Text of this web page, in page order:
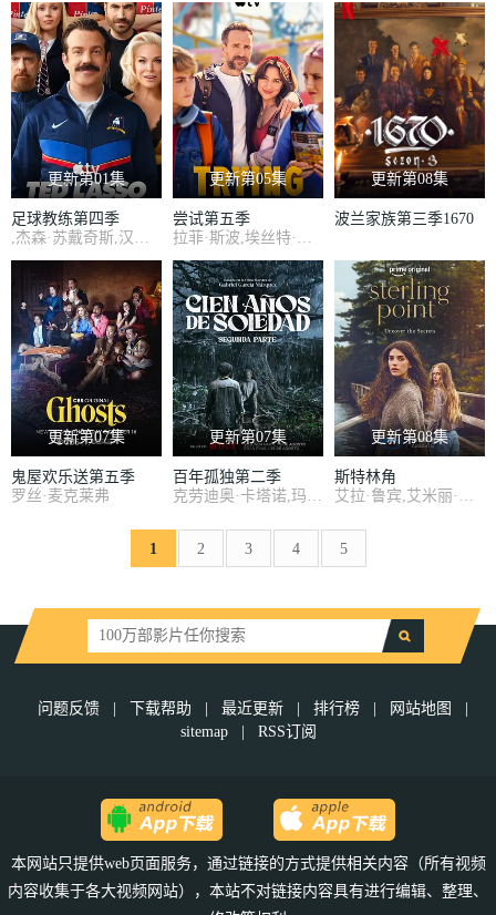
更新第01集
足球教练第四季
更新第05集
尝试第五季
更新第08集
波兰家族第三季1670
更新第07集
鬼屋欢乐送第五季
罗丝·麦克莱弗
更新第07集
百年孤独第二季
更新第08集
斯特林角
1 2 3 4 5
问题反馈 | 下载帮助 | 最近更新 | 排行榜 | 网站地图
|
sitemap
| RSS订阅
本网站只提供web页面服务，通过链接的方式提供相关内容（所有视频
内容收集于各大视频网站），本站不对链接内容具有进行编辑、整理、